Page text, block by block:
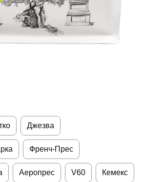
Джезва
Френч-Прес
Аеропрес V60 Кемекс